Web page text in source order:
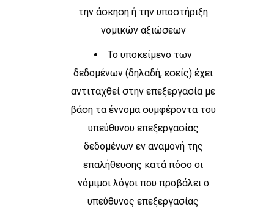
την άσκηση ή την υποστήριξη
νομικών αξιώσεων
Το υποκείμενο των
δεδομένων (δηλαδή, εσείς) έχει
αντιταχθεί στην επεξεργασία με
βάση τα έννομα συμφέροντα του
υπεύθυνου επεξεργασίας
δεδομένων εν αναμονή της
επαλήθευσης κατά πόσο οι
νόμιμοι λόγοι που προβάλει ο
υπεύθυνος επεξεργασίας